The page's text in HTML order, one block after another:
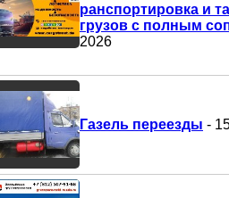
ранспортировка и
грузов с полным
2026
Газель переезды -